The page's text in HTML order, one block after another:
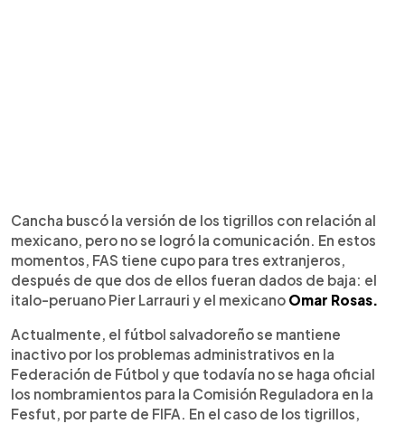
Cancha buscó la versión de los tigrillos con relación al
mexicano, pero no se logró la comunicación. En estos
momentos, FAS tiene cupo para tres extranjeros,
después de que dos de ellos fueran dados de baja: el
italo-peruano Pier Larrauri y el mexicano Omar Rosas.
Actualmente, el fútbol salvadoreño se mantiene
inactivo por los problemas administrativos en la
Federación de Fútbol y que todavía no se haga oficial
los nombramientos para la Comisión Reguladora en la
Fesfut, por parte de FIFA. En el caso de los tigrillos,